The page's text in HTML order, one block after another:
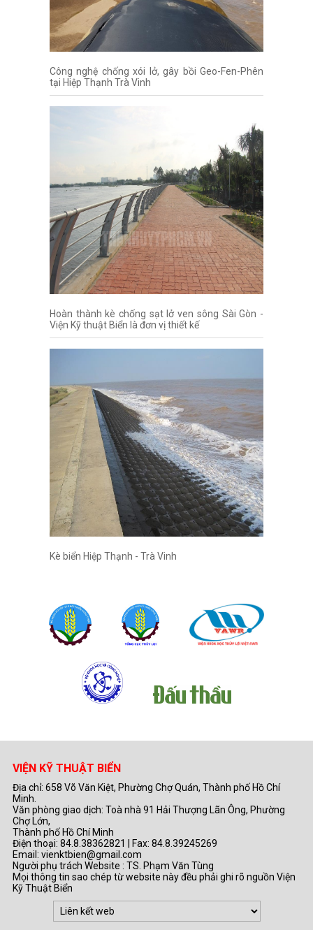
Công nghệ chống xói lở, gây bồi Geo-Fen-Phên
tại Hiệp Thạnh Trà Vinh
Hoàn thành kè chống sạt lở ven sông Sài Gòn -
Viện Kỹ thuật Biển là đơn vị thiết kế
Kè biển Hiệp Thạnh - Trà Vinh
VIỆN KỸ THUẬT BIỂN
Địa chỉ: 658 Võ Văn Kiệt, Phường Chợ Quán, Thành phố Hồ Chí
Minh.
Văn phòng giao dịch: Toà nhà 91 Hải Thượng Lãn Ông, Phường
Chợ Lớn,
Thành phố Hồ Chí Minh
Điện thoại: 84.8.38362821 | Fax: 84.8.39245269
Email: vienktbien@gmail.com
Người phụ trách Website : TS. Phạm Văn Tùng
Mọi thông tin sao chép từ website này đều phải ghi rõ nguồn Viện
Kỹ Thuật Biển